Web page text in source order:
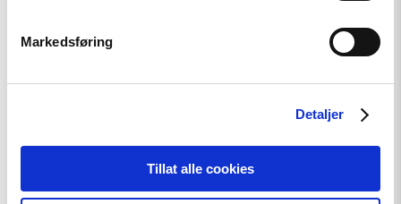
Markedsføring
Detaljer
Tillat alle cookies
Når krig blir hverdag